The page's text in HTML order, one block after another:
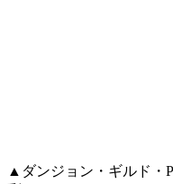
▲ダンジョン・ギルド・